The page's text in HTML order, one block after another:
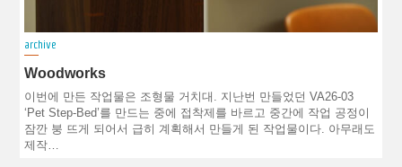
archive
Woodworks
이번에 만든 작업물은 조형물 거치대. 지난번 만들었던 VA26-03
‘Pet Step-Bed’를 만드는 중에 접착제를 바르고 중간에 작업 공정이
잠깐 붕 뜨게 되어서 급히 계획해서 만들게 된 작업물이다. 아무래도
제작…